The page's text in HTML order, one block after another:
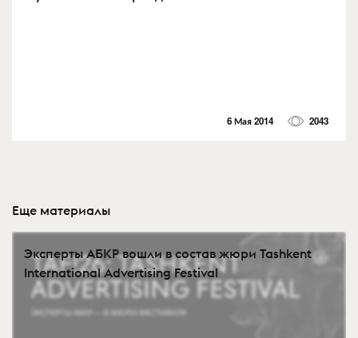
6 Мая 2014 2043
Еще материалы
Эксперты АБКР вошли в состав жюри Tashkent
International Advertising Festival